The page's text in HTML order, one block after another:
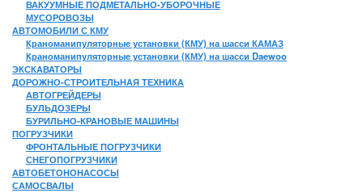
ВАКУУМНЫЕ ПОДМЕТАЛЬНО-УБОРОЧНЫЕ
МУСОРОВОЗЫ
АВТОМОБИЛИ С КМУ
Краноманипуляторные установки (КМУ) на шасси КАМАЗ
Краноманипуляторные установки (КМУ) на шасси Daewoo
ЭКСКАВАТОРЫ
ДОРОЖНО-СТРОИТЕЛЬНАЯ ТЕХНИКА
АВТОГРЕЙДЕРЫ
БУЛЬДОЗЕРЫ
БУРИЛЬНО-КРАНОВЫЕ МАШИНЫ
ПОГРУЗЧИКИ
ФРОНТАЛЬНЫЕ ПОГРУЗЧИКИ
СНЕГОПОГРУЗЧИКИ
АВТОБЕТОНОНАСОСЫ
САМОСВАЛЫ